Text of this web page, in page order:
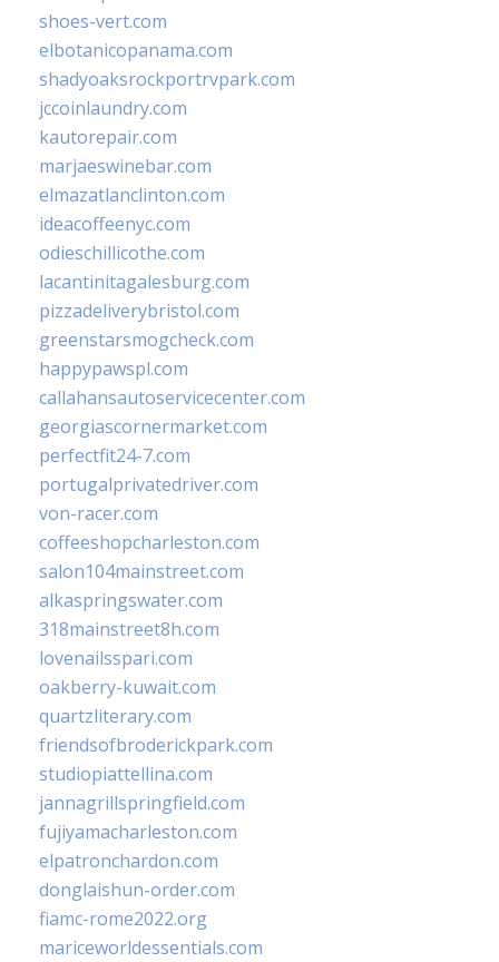
shoes-vert.com
elbotanicopanama.com
shadyoaksrockportrvpark.com
jccoinlaundry.com
kautorepair.com
marjaeswinebar.com
elmazatlanclinton.com
ideacoffeenyc.com
odieschillicothe.com
lacantinitagalesburg.com
pizzadeliverybristol.com
greenstarsmogcheck.com
happypawspl.com
callahansautoservicecenter.com
georgiascornermarket.com
perfectfit24-7.com
portugalprivatedriver.com
von-racer.com
coffeeshopcharleston.com
salon104mainstreet.com
alkaspringswater.com
318mainstreet8h.com
lovenailsspari.com
oakberry-kuwait.com
quartzliterary.com
friendsofbroderickpark.com
studiopiattellina.com
jannagrillspringfield.com
fujiyamacharleston.com
elpatronchardon.com
donglaishun-order.com
fiamc-rome2022.org
mariceworldessentials.com